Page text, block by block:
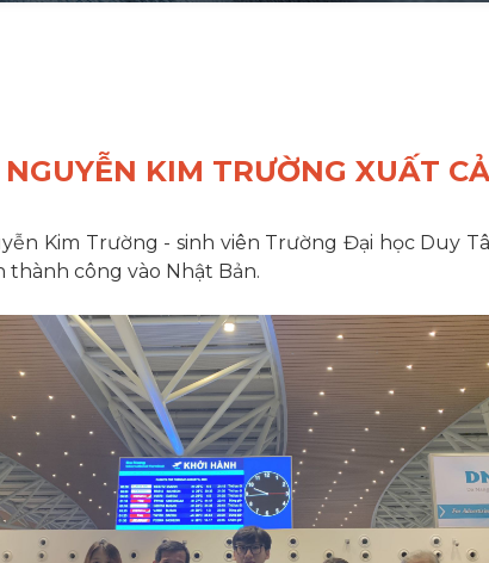
KIM TRƯỜNG XUẤT
Kim Trường - sinh viên Trường Đại học Duy
công vào Nhật Bản.